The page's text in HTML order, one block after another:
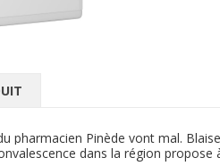
pharmacien Pinède vont mal.
dans la région